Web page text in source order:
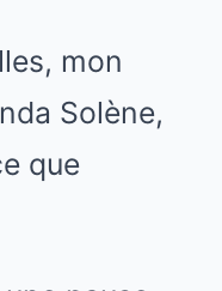
mon
Solène,
que